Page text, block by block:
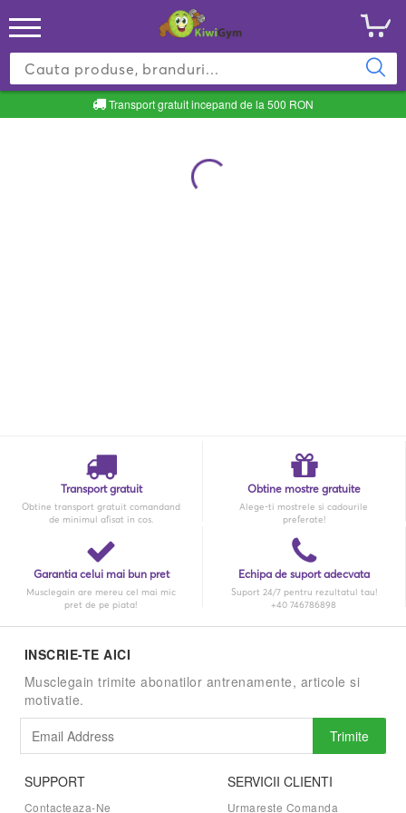
Transport gratuit incepand de la 500 RON
Transport gratuit
Obtine transport gratuit comandand
de minimul afisat in cos.
Obtine mostre gratuite
Alege-ti mostrele si cadourile
preferate!
Garantia celui mai bun pret
Musclegain are mereu cel mai mic
pret de pe piata!
Echipa de suport adecvata
Suport 24/7 pentru rezultatul tau!
+40 746786898
INSCRIE-TE AICI
Musclegain trimite abonatilor antrenamente, articole si
motivatie.
Trimite
SUPPORT
Contacteaza-Ne
SERVICII CLIENTI
Urmareste Comanda